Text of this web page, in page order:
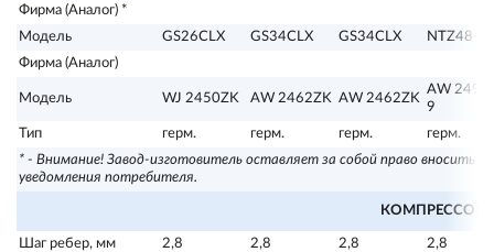
Фирма (Аналог) *
Модель
GS26CLX GS34CLX GS34CLX
NTZ48-4
Фирма (Аналог)
Модель WJ 2450ZK AW 2462ZK AW 2462ZK
AW
9
Тип
герм. герм. герм.
герм.
* - Внимание! Завод-изготовитель оставляет за собой право вносить
уведомления потребителя.
Шаг ребер, мм 2,8 2,8 2,8
2,8